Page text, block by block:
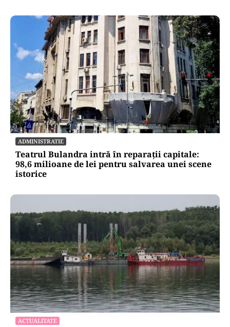
ADMINISTRATIE
Teatrul Bulandra intră în reparații capitale:
98,6 milioane de lei pentru salvarea unei scene
istorice
ACTUALITATE